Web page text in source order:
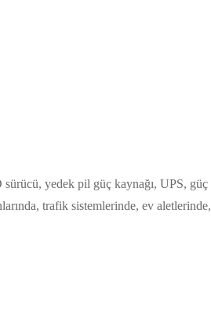
yedek pil güç kaynağı, UPS, güç
trafik sistemlerinde, ev aletlerinde,